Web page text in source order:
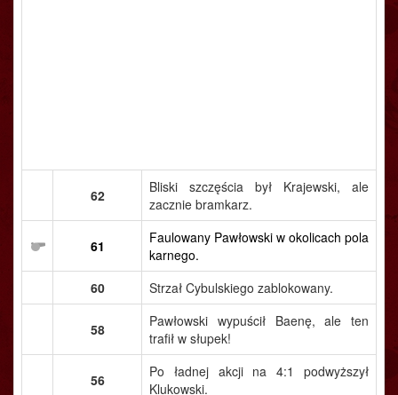
62
Bliski szczęścia był Krajewski, ale
zacznie bramkarz.
61
Faulowany Pawłowski w okolicach pola
karnego.
60
Strzał Cybulskiego zablokowany.
58
Pawłowski wypuścił Baenę, ale ten
trafił w słupek!
56
Po ładnej akcji na 4:1 podwyższył
Klukowski.